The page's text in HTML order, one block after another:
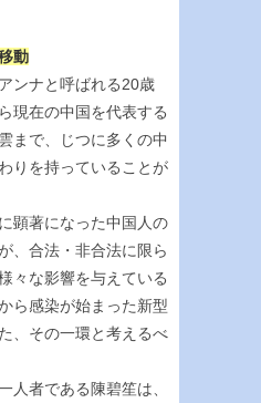
動
ンナと呼ばれる20歳
現在の中国を代表する
まで、じつに多くの中
りを持っていることが
顕著になった中国人の
、合法・非合法に限ら
々な影響を与えている
ら感染が始まった新型
、その一環と考えるべ
人者である陳碧笙は、